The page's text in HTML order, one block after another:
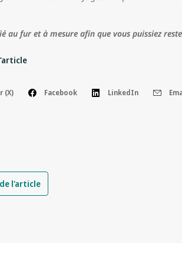
au fur et à mesure afin que vous puissiez
(X) Facebook LinkedIn
l'article